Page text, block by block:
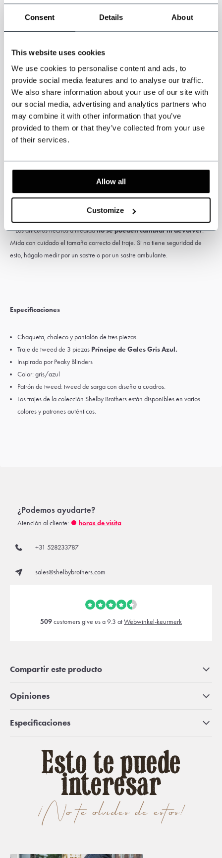
Consent Details About
This website uses cookies
We use cookies to personalise content and ads, to
provide social media features and to analyse our traffic.
We also share information about your use of our site with
our social media, advertising and analytics partners who
may combine it with other information that you’ve
provided to them or that they’ve collected from your use
of their services.
Allow all
Customize
¿Alto y corpulento o más bajo y delgado? No se preocupe. Elija un
traje a medidadiseñado para su cuerpo y ajuste.
para tomar sus medidas correctamente. Indique todas las medidas
encentímetrosy su peso enkilogramos
*Pulse el logotipo PDF para descargar nuestra guía de
medición*
Nota: este producto está hecho a mano. El plazo de entrega suele
ser de 5 a 6 semanas.Pueden aplicarse derechos de aduana y de
importación y son responsabilidad exclusiva del cliente.
* Los artículos hechos a medidano se pueden cambiar ni devolver.
Mida con cuidado el tamaño correcto del traje. Si no tiene seguridad de
esto, hágalo medir por un sastre o por un sastre ambulante.
Especificaciones
Chaqueta, chaleco y pantalón de tres piezas.
Traje de tweed de 3 piezas Príncipe de Gales Gris Azul.
Inspirado por Peaky Blinders
Color: gris/azul
Patrón de tweed: tweed de sarga con diseño a cuadros.
Los trajes de la colección Shelby Brothers están disponibles en varios
colores y patrones auténticos.
¿Podemos ayudarte?
Atención al cliente: horas de visita
+31 528233787
sales@shelbybrothers.com
509customers give us a 9.3 atWebwinkel-keurmerk
Compartir este producto
Opiniones
Especificaciones
¡No te olvides de estos!
Esto te puede
interesar